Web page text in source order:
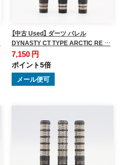
【中古 Used】 ダーツ バレル
DYNASTY CT TYPE ARCTIC RE …
7,150 円
ポイント5倍
メール便可